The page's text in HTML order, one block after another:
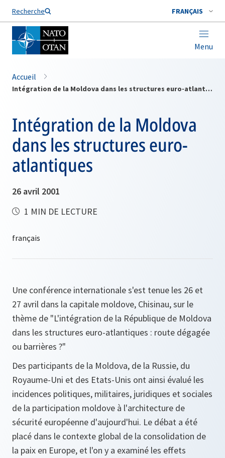
Recherche FRANÇAIS
Menu
Nom de famille*
Accueil
Intégration de la Moldova dans les structures euro-atlantiques
Intégration de la Moldova
dans les structures euro-
atlantiques
26 avril 2001
1 MIN DE LECTURE
Une conférence internationale s'est tenue les 26 et
27 avril dans la capitale moldove, Chisinau, sur le
thème de "L'intégration de la République de Moldova
dans les structures euro-atlantiques : route dégagée
ou barrières ?"
Des participants de la Moldova, de la Russie, du
Royaume-Uni et des Etats-Unis ont ainsi évalué les
incidences politiques, militaires, juridiques et sociales
de la participation moldove à l'architecture de
sécurité européenne d'aujourd'hui. Le débat a été
placé dans le contexte global de la consolidation de
la paix en Europe, et l'on y a examiné les effets